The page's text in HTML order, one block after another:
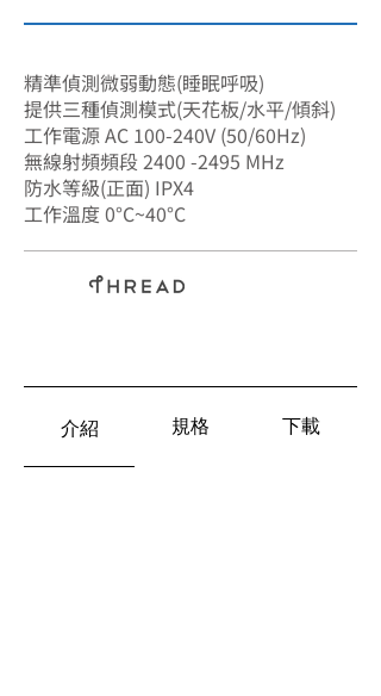
精準偵測微弱動態(睡眠呼吸)
提供三種偵測模式(天花板/水平/傾斜)
工作電源 AC 100-240V (50/60Hz)
無線射頻頻段 2400 -2495 MHz
防水等級(正面) IPX4
工作溫度 0°C~40°C
介紹 規格 下載